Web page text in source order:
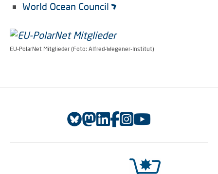
World Ocean Council
EU-PolarNet Mitglieder (Foto: Alfred-Wegener-Institut)